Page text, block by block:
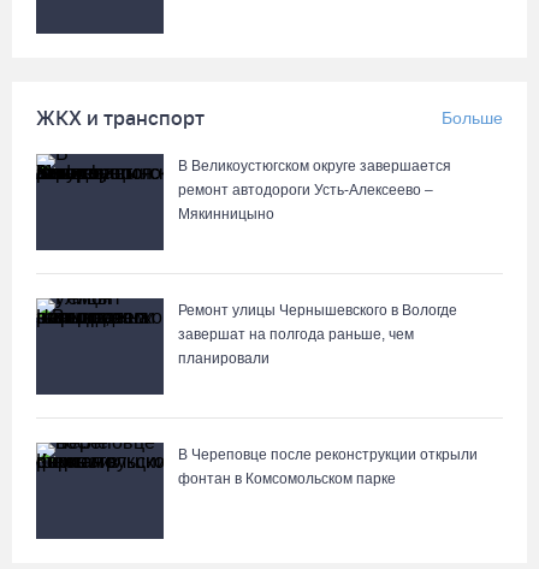
ЖКХ и транспорт Больше
В Великоустюгском округе завершается
ремонт автодороги Усть-Алексеево –
Мякинницыно
Ремонт улицы Чернышевского в Вологде
завершат на полгода раньше, чем
планировали
В Череповце после реконструкции открыли
фонтан в Комсомольском парке